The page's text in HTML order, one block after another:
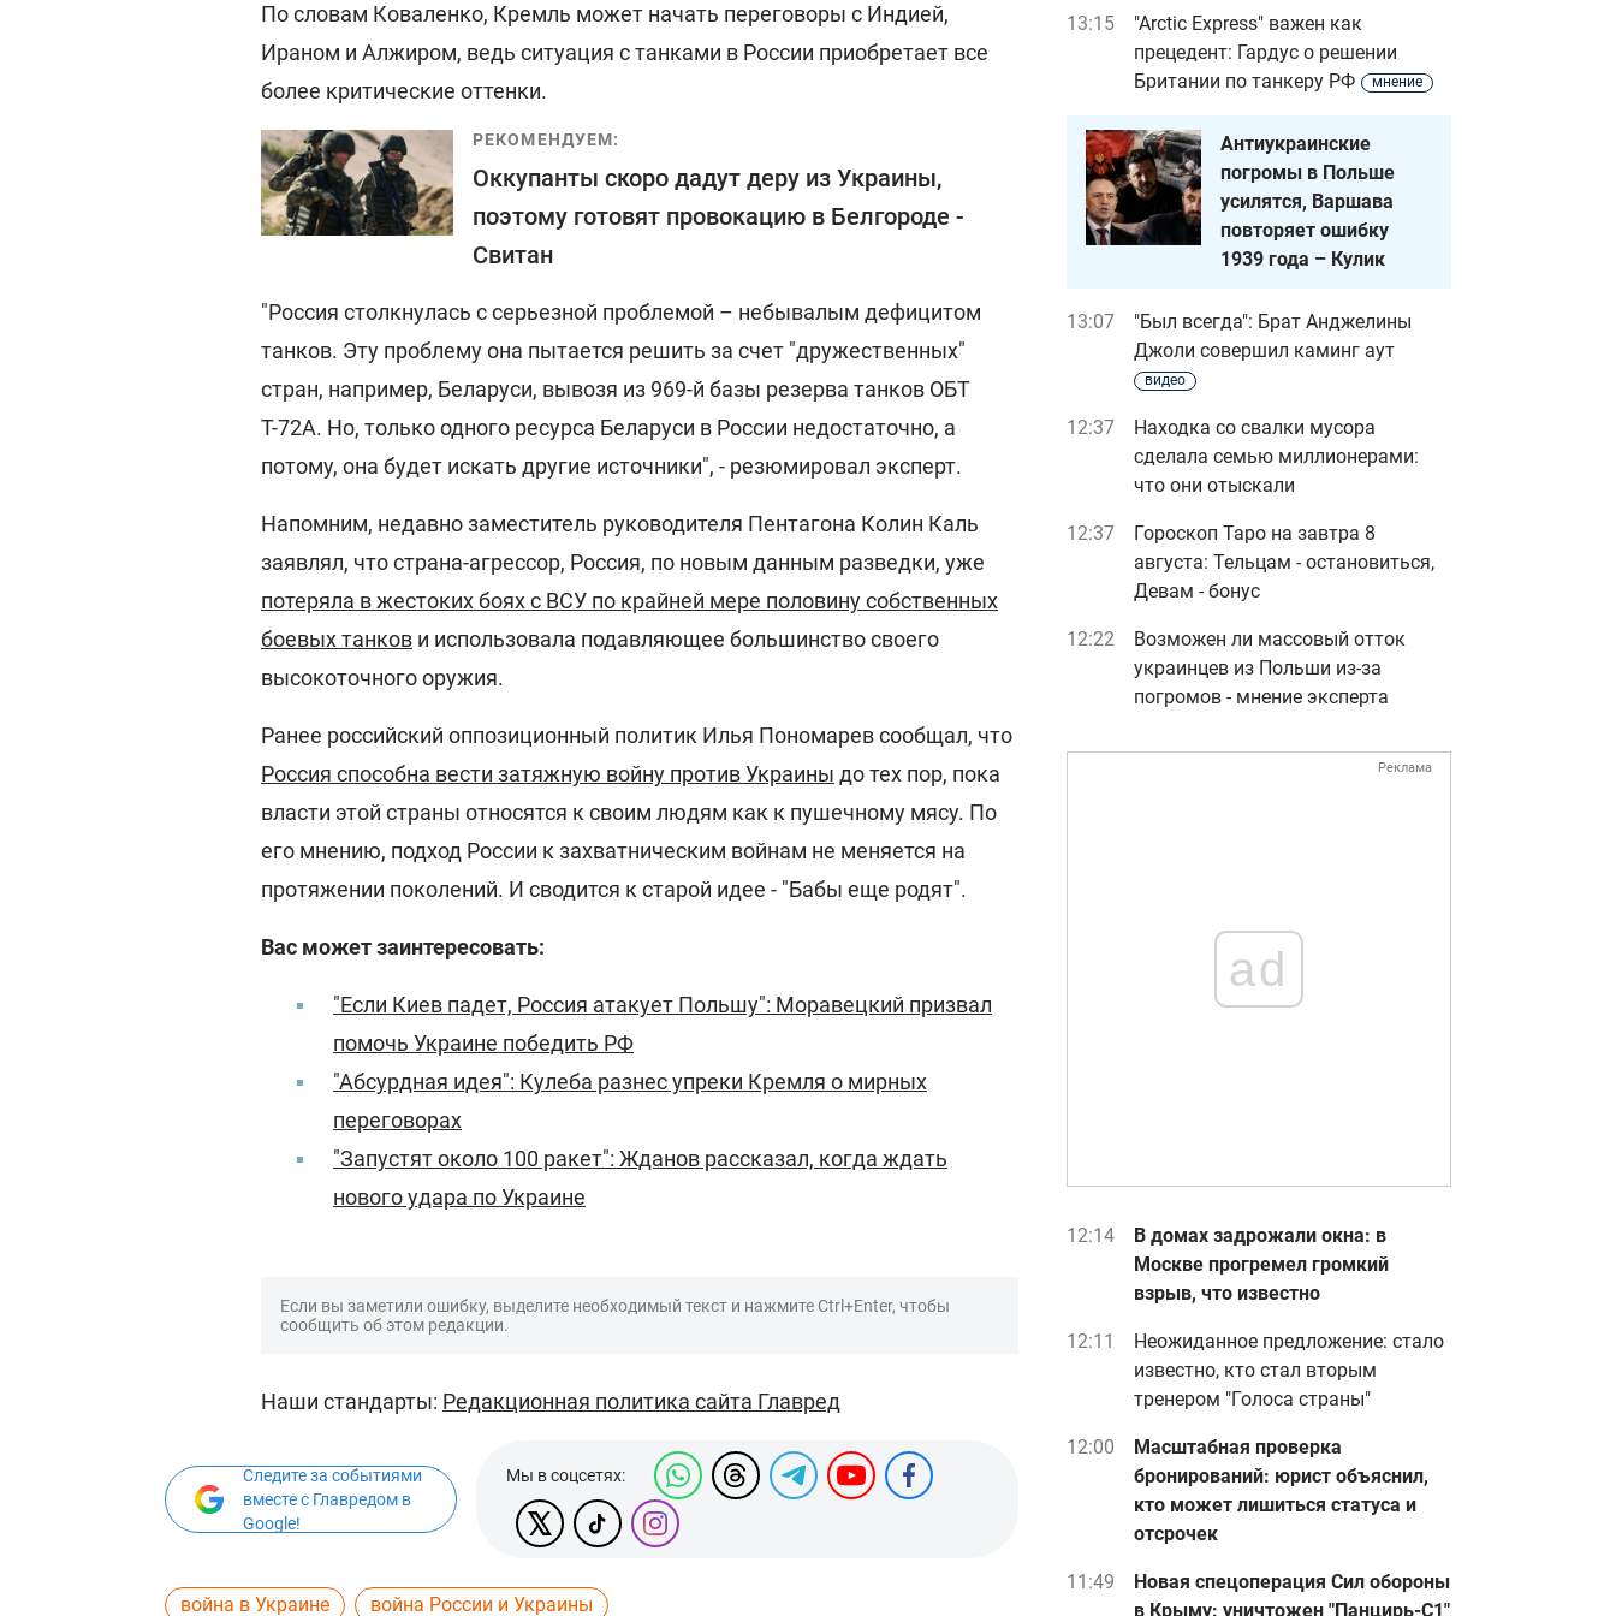
По словам Коваленко, Кремль может начать переговоры с Индией,
Ираном и Алжиром, ведь ситуация с танками в России приобретает все
более критические оттенки.
РЕКОМЕНДУЕМ:
Оккупанты скоро дадут деру из Украины,
поэтому готовят провокацию в Белгороде -
Свитан
"Россия столкнулась с серьезной проблемой – небывалым дефицитом
танков. Эту проблему она пытается решить за счет "дружественных"
стран, например, Беларуси, вывозя из 969-й базы резерва танков ОБТ
Т-72А. Но, только одного ресурса Беларуси в России недостаточно, а
потому, она будет искать другие источники", - резюмировал эксперт.
Напомним, недавно заместитель руководителя Пентагона Колин Каль
заявлял, что страна-агрессор, Россия, по новым данным разведки, уже
потеряла в жестоких боях с ВСУ по крайней мере половину собственных
боевых танков и использовала подавляющее большинство своего
высокоточного оружия.
Ранее российский оппозиционный политик Илья Пономарев сообщал, что
Россия способна вести затяжную войну против Украины до тех пор, пока
власти этой страны относятся к своим людям как к пушечному мясу. По
его мнению, подход России к захватническим войнам не меняется на
протяжении поколений. И сводится к старой идее - "Бабы еще родят".
Вас может заинтересовать:
"Если Киев падет, Россия атакует Польшу": Моравецкий призвал
помочь Украине победить РФ
"Абсурдная идея": Кулеба разнес упреки Кремля о мирных
переговорах
"Запустят около 100 ракет": Жданов рассказал, когда ждать
нового удара по Украине
Если вы заметили ошибку, выделите необходимый текст и нажмите Ctrl+Enter, чтобы
сообщить об этом редакции.
Наши стандарты: Редакционная политика сайта Главред
Следите за событиями
вместе с Главредом в
Google!
Мы в соцсетях:
война в Украине война России и Украины
13:15
"Arctic Express" важен как
прецедент: Гардус о решении
Британии по танкеру РФ
мнение
Антиукраинские
погромы в Польше
усилятся, Варшава
повторяет ошибку
1939 года – Кулик
13:07
"Был всегда": Брат Анджелины
Джоли совершил каминг аут
видео
12:37
Находка со свалки мусора
сделала семью миллионерами:
что они отыскали
12:37
Гороскоп Таро на завтра 8
августа: Тельцам - остановиться,
Девам - бонус
12:22
Возможен ли массовый отток
украинцев из Польши из-за
погромов - мнение эксперта
Реклама
ad
12:14
В домах задрожали окна: в
Москве прогремел громкий
взрыв, что известно
12:11
Неожиданное предложение: стало
известно, кто стал вторым
тренером "Голоса страны"
12:00
Масштабная проверка
бронирований: юрист объяснил,
кто может лишиться статуса и
отсрочек
11:49
Новая спецоперация Сил обороны
в Крыму: уничтожен "Панцирь-С1"